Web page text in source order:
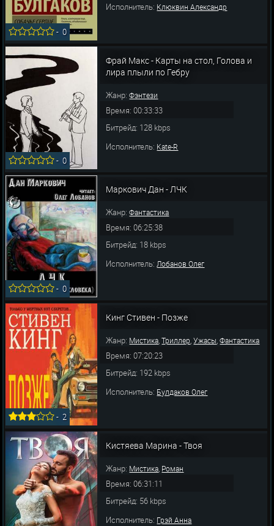
-0
Исполнитель: Клюквин Александр
-0
Фрай Макс - Карты на стол, Голова и
лира плыли по Гебру
Жанр:Фэнтези
Время: 00:33:33
Битрейд: 128 kbps
Исполнитель: Kate-R
-0
Маркович Дан - ЛЧК
Жанр:Фантастика
Время: 06:25:38
Битрейд: 18 kbps
Исполнитель: Лобанов Олег
-2
Кинг Стивен - Позже
Жанр: Мистика,Триллер,Ужасы,Фантастика
Время: 07:20:23
Битрейд: 192 kbps
Исполнитель: Булдаков Олег
Кистяева Марина - Твоя
Жанр: Мистика, Роман
Время: 06:31:11
Битрейд: 56 kbps
Исполнитель: Грэй Анна